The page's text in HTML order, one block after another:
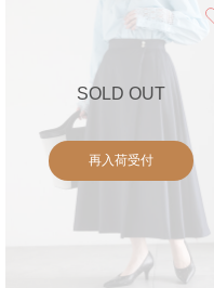
SOLD OUT
再入荷受付